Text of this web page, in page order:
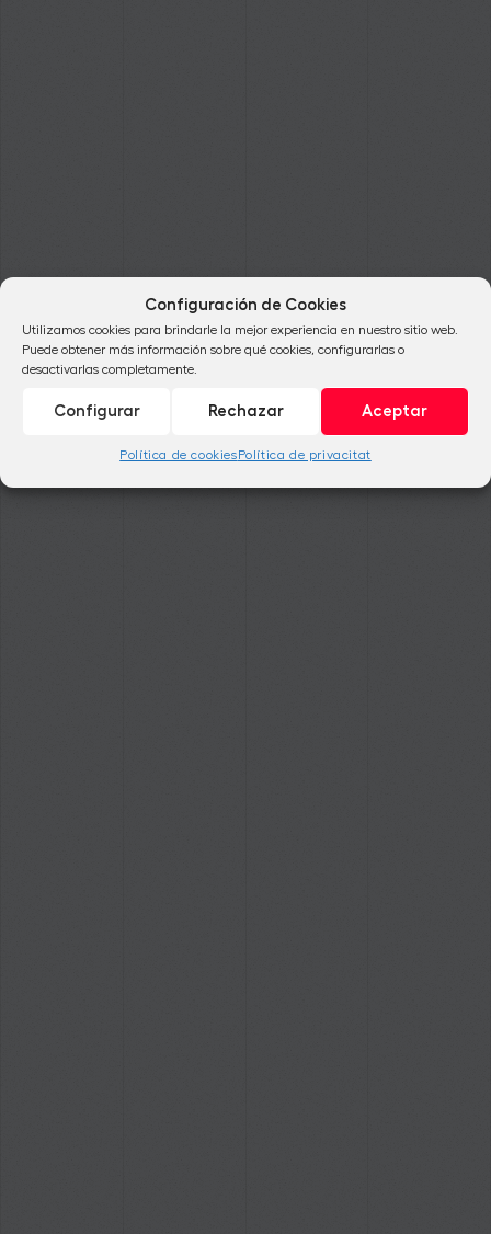
Configuración de Cookies
Utilizamos cookies para brindarle la mejor experiencia en nuestro sitio web.
Puede obtener más información sobre qué cookies, configurarlas o
desactivarlas completamente.
Aceptar
Rechazar
Configurar
Política de cookiesPolítica de privacitat